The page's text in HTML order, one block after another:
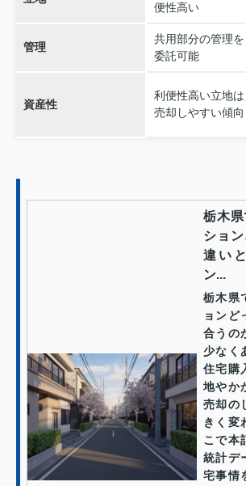
便性高い
管理
共用部分の管理を
委託可能
資産性
利便性高い立地は
売却しやすい傾向
栃木
ショ
違い
ン...
栃木県
ョンど
合うの
少なく
住宅購
地やか
売却の
きく変
こで本
統計デ
宅事情